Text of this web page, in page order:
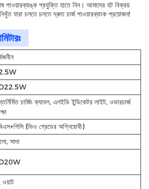
পাওয়ারব্যাঙ্ক প্রযুক্তি হাতে নিন। আমাদের হট বিক্রয়
যারা চলতে চলতে দ্রুত চার্জ পাওয়ারব্যাংক প্রয়োজন!
চার্জিং ক্যাবল, এলইডি ইন্ডিকেটর লাইট, ওভারচার্জ
(ভিও গ্রেডের অগ্নিরোধী)
সাদা
ওয়াট